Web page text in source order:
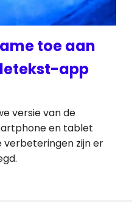
toe aan
app
versie van de
en tablet
verbeteringen zijn er